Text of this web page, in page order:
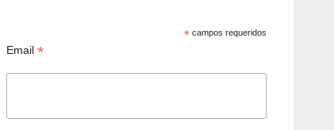
* campos requeridos
Email *